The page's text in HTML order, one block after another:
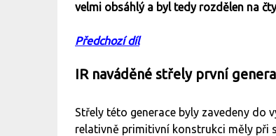
velmi obsáhlý a byl tedy rozdělen na
Předchozí díl
IR naváděné střely první
Střely této generace byly zavedeny do
relativně primitivní konstrukci měly při